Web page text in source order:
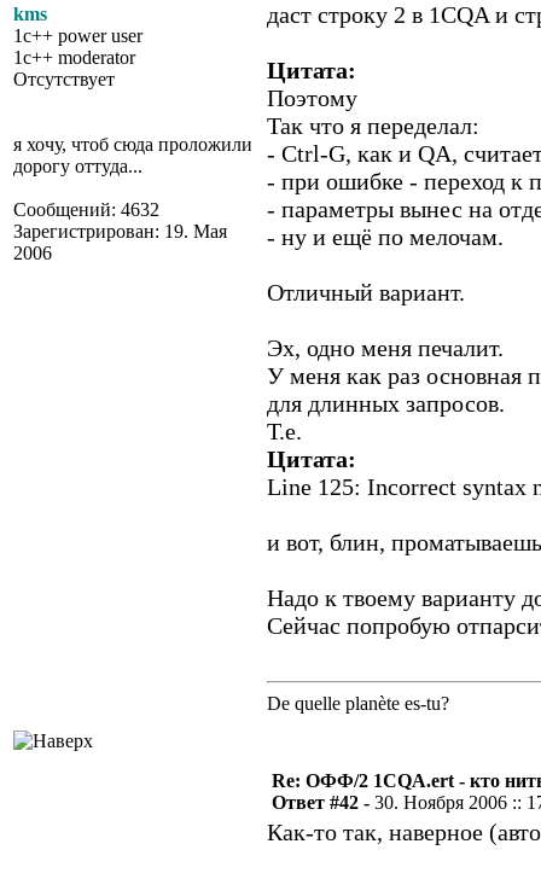
kms
1c++ power user
1c++ moderator
Отсутствует
я хочу, чтоб сюда проложили
дорогу оттуда...
Сообщений: 4632
Зарегистрирован: 19. Мая
2006
даст строку 2 в 1CQA и
Цитата:
Поэтому
Так что я переделал:
- Ctrl-G, как и QA,
- при ошибке - переход к
- параметры вынес на
- ну и ещё по мелочам.
Отличный вариант.
Эх, одно меня печалит.
У меня как раз основная
для длинных запросов.
Т.е.
Цитата:
Line 125: Incorrect syntax
и вот, блин,
Надо к твоему варианту
Сейчас попробую
De quelle planète es-tu?
Re: ОФФ/2 1CQA.ert - кто
Ответ #42 - 30. Ноября 2006 ::
Как-то так, наверное